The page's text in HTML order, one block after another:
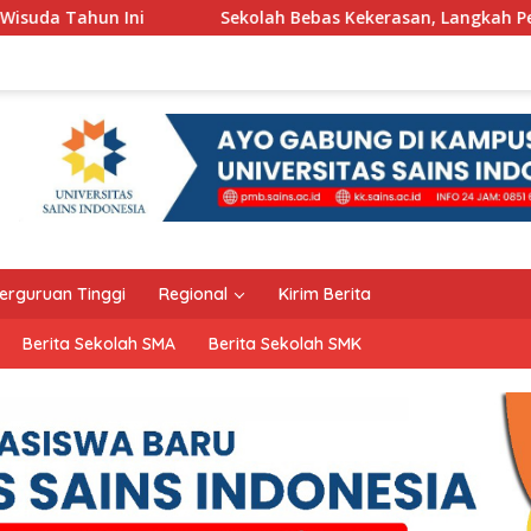
Sekolah Bebas Kekerasan, Langkah Pemkot Kediri Ciptakan
Tinggi Regional Kirim Berita
Berita Sekolah SMA Berita Sekolah SMK